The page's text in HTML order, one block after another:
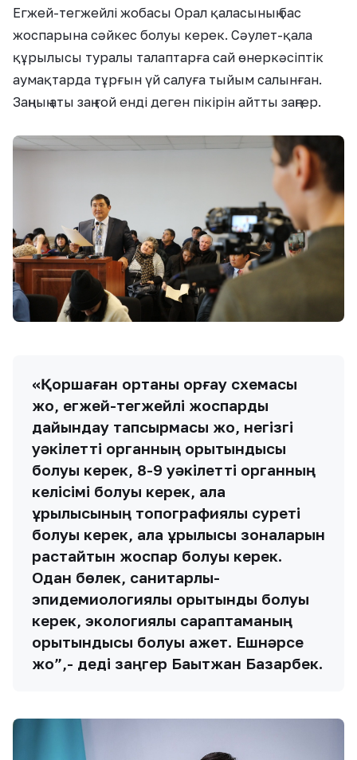
Егжей-тегжейлі жобасы Орал қаласының бас
жоспарына сәйкес болуы керек. Сәулет-қала
құрылысы туралы талаптарға сай өнеркәсіптік
аумақтарда тұрғын үй салуға тыйым салынған.
Заңның аты заң ғой енді деген пікірін айтты заңгер.
«Қоршаған ортаны қорғау схемасы
жоқ, егжей-тегжейлі жоспарды
дайындау тапсырмасы жоқ, негізгі
уәкілетті органның қорытындысы
болуы керек, 8-9 уәкілетті органның
келісімі болуы керек, қала
құрылысының топографиялық суреті
болуы керек, қала құрылысы зоналарын
растайтын жоспар болуы керек.
Одан бөлек, санитарлық-
эпидемиологиялық қорытынды болуы
керек, экологиялық сараптаманың
қорытындысы болуы қажет. Ешнәрсе
жоқ”,- деді заңгер Бақытжан Базарбек.